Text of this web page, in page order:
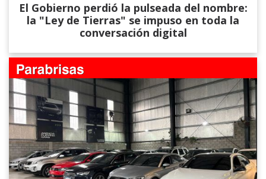
El Gobierno perdió la pulseada del nombre:
la "Ley de Tierras" se impuso en toda la
conversación digital